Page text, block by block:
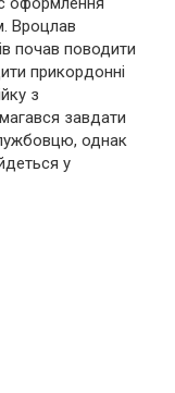
Вроцлав
почав поводити
прикордонні
з
завдати
однак
у